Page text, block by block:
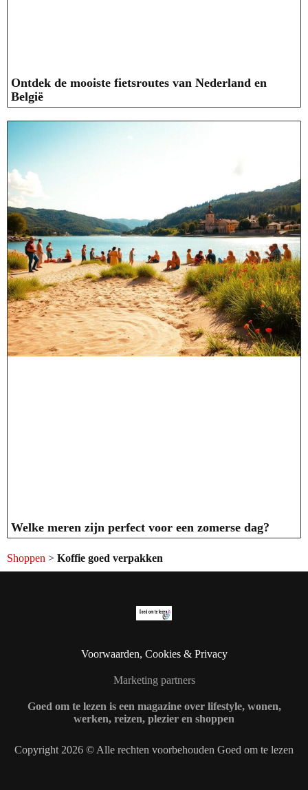
Ontdek de mooiste fietsroutes van Nederland en
België
Welke meren zijn perfect voor een zomerse dag?
Shoppen > Koffie goed verpakken
Voorwaarden, Cookies & Privacy
Marketing partners
Goed om te lezen is een magazine over lifestyle, wonen,
werken, reizen, plezier en shoppen
Copyright 2026 © Alle rechten voorbehouden Goed om te lezen